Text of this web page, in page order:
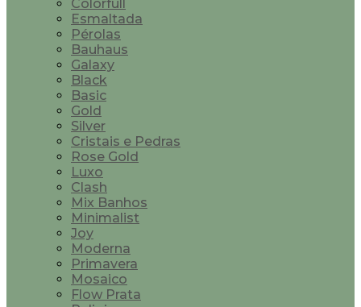
Colorfull
Esmaltada
Pérolas
Bauhaus
Galaxy
Black
Basic
Gold
Silver
Cristais e Pedras
Rose Gold
Luxo
Clash
Mix Banhos
Minimalist
Joy
Moderna
Primavera
Mosaico
Flow Prata